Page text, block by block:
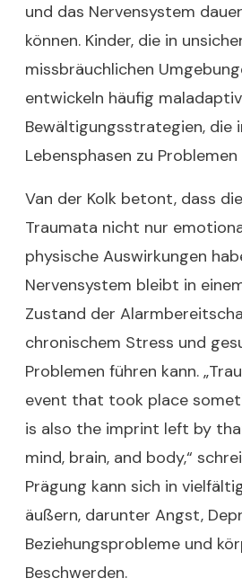
und das Nervensystem
können. Kinder, die in
missbräuchlichen
entwickeln häufig
Bewältigungsstrategien, die
Lebensphasen zu
Van der Kolk betont, dass
Traumata nicht nur
physische Auswirkungen
Nervensystem bleibt in
Zustand der
chronischem Stress und
Problemen führen kann.
event that took place
is also the imprint left by
mind, brain, and body,“
Prägung kann sich in
äußern, darunter Angst,
Beziehungsprobleme und
Beschwerden.